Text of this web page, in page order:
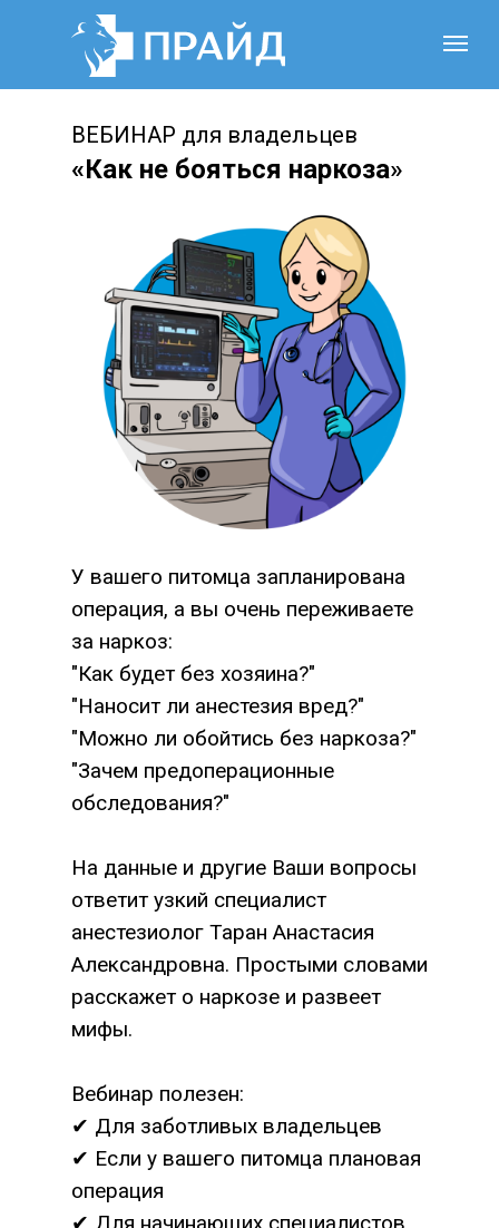
ВЕБИНАР для владельцев
«Как не бояться наркоза»
У вашего питомца запланирована
операция, а вы очень переживаете
за наркоз:
"Как будет без хозяина?"
"Наносит ли анестезия вред?"
"Можно ли обойтись без наркоза?"
"Зачем предоперационные
обследования?"
На данные и другие Ваши вопросы
ответит узкий специалист
анестезиолог Таран Анастасия
Александровна. Простыми словами
расскажет о наркозе и развеет
мифы.
Вебинар полезен:
✔ Для заботливых владельцев
✔ Если у вашего питомца плановая
операция